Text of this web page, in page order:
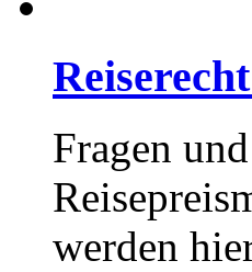
Fragen
werden